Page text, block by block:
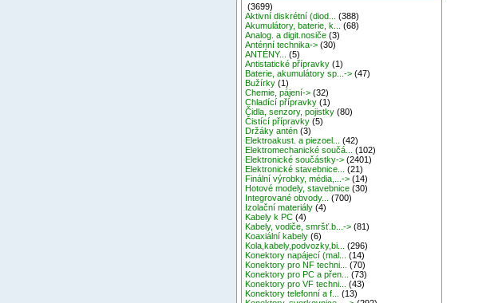
(3699)
Aktivní diskrétní (diod...
(388)
Akumulátory, baterie, k...
(68)
Analog. a digit.nosiče (3)
Anténní technika-> (30)
ANTÉNY...
(5)
Antistatické přípravky (1)
Baterie, akumulátory sp...-> (47)
Bužírky (1)
Chemie, pájení-> (32)
Chladící přípravky (1)
Čidla, senzory, pojistky (80)
Čistící přípravky (5)
Držáky antén (3)
Elektroakust. a piezoel...
(42)
Elektromechanické součá...
(102)
Elektronické součástky-> (2401)
Elektronické stavebnice...
(21)
Finální výrobky, média,...-> (14)
Hotové modely, stavebnice (30)
Integrované obvody...
(700)
Izolační materiály (4)
Kabely k PC (4)
Kabely, vodiče, smršť.b...-> (81)
Koaxiální kabely (6)
Kola,kabely,podvozky,bi...
(296)
Konektory napájecí (mal...
(14)
Konektory pro NF techni...
(70)
Konektory pro PC a přen...
(73)
Konektory pro VF techni...
(43)
Konektory telefonní a f...
(13)